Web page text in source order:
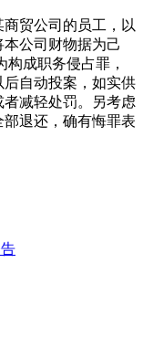
贸公司的员工，以
公司财物据为己
成职务侵占罪，
自动投案，如实供
减轻处罚。另考虑
退还，确有悔罪表